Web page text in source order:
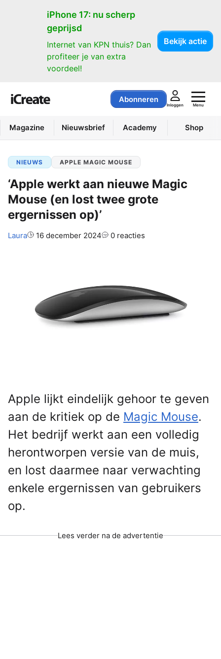
iPhone 17: nu scherp
geprijsd
Internet van KPN thuis? Dan
profiteer je van extra
voordeel!
Bekijk actie
Abonneren
Inloggen Menu
Magazine Nieuwsbrief Academy Shop
NIEUWS APPLE MAGIC MOUSE
‘Apple werkt aan nieuwe Magic
Mouse (en lost twee grote
ergernissen op)’
Auteur:
Laura 16 december 2024 0 reacties
Apple lijkt eindelijk gehoor te geven
aan de kritiek op de Magic Mouse.
Het bedrijf werkt aan een volledig
herontworpen versie van de muis,
en lost daarmee naar verwachting
enkele ergernissen van gebruikers
op.
Lees verder na de advertentie